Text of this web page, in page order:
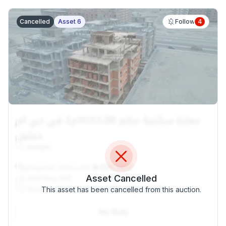
Cancelled Asset 6 Follow 4
100,000
3,400,000
Auction Cancelled on:22 Sep, 2025
Asset Cancelled
This asset has been cancelled from this auction.